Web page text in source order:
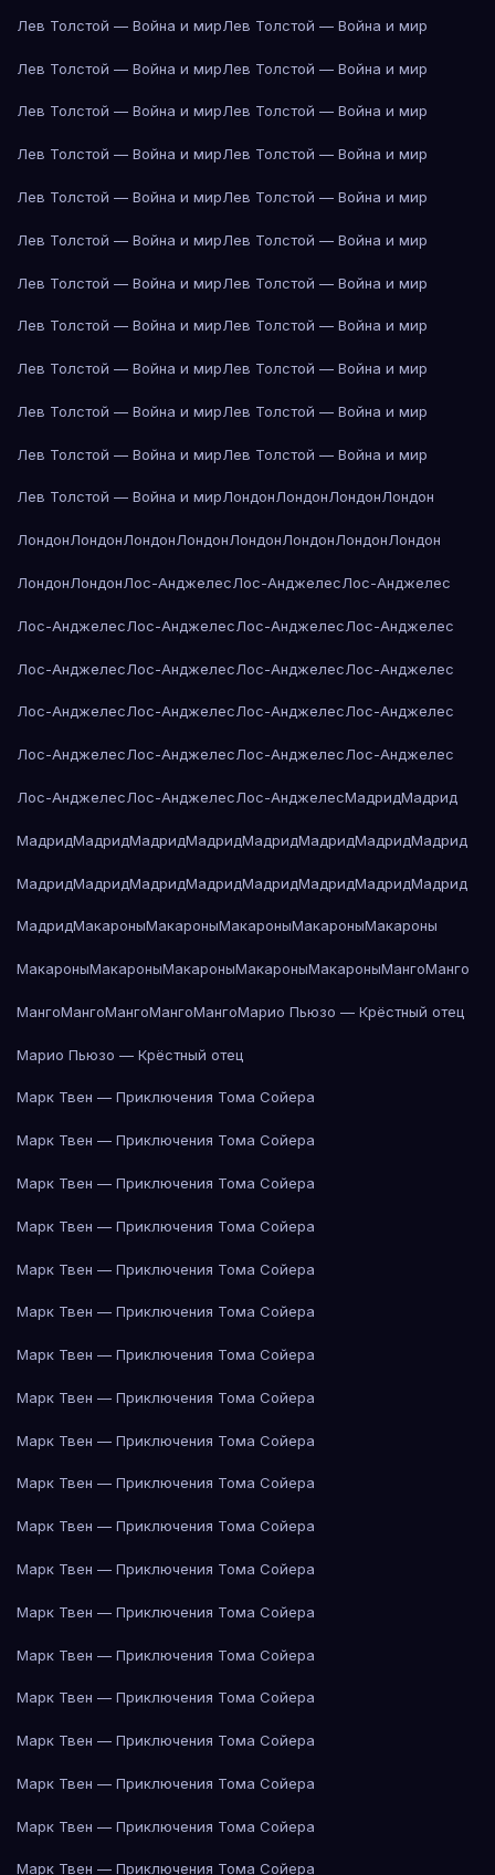
Лев Толстой — Война и мирЛев Толстой — Война и мир
Лев Толстой — Война и мирЛев Толстой — Война и мир
Лев Толстой — Война и мирЛев Толстой — Война и мир
Лев Толстой — Война и мирЛев Толстой — Война и мир
Лев Толстой — Война и мирЛев Толстой — Война и мир
Лев Толстой — Война и мирЛев Толстой — Война и мир
Лев Толстой — Война и мирЛев Толстой — Война и мир
Лев Толстой — Война и мирЛев Толстой — Война и мир
Лев Толстой — Война и мирЛев Толстой — Война и мир
Лев Толстой — Война и мирЛев Толстой — Война и мир
Лев Толстой — Война и мирЛев Толстой — Война и мир
Лев Толстой — Война и мирЛондонЛондонЛондонЛондон
ЛондонЛондонЛондонЛондонЛондонЛондонЛондонЛондон
ЛондонЛондонЛос-АнджелесЛос-АнджелесЛос-Анджелес
Лос-АнджелесЛос-АнджелесЛос-АнджелесЛос-Анджелес
Лос-АнджелесЛос-АнджелесЛос-АнджелесЛос-Анджелес
Лос-АнджелесЛос-АнджелесЛос-АнджелесЛос-Анджелес
Лос-АнджелесЛос-АнджелесЛос-АнджелесЛос-Анджелес
Лос-АнджелесЛос-АнджелесЛос-АнджелесМадридМадрид
МадридМадридМадридМадридМадридМадридМадридМадрид
МадридМадридМадридМадридМадридМадридМадридМадрид
МадридМакароныМакароныМакароныМакароныМакароны
МакароныМакароныМакароныМакароныМакароныМангоМанго
МангоМангоМангоМангоМангоМарио Пьюзо — Крёстный отец
Марио Пьюзо — Крёстный отец
Марк Твен — Приключения Тома Сойера
Марк Твен — Приключения Тома Сойера
Марк Твен — Приключения Тома Сойера
Марк Твен — Приключения Тома Сойера
Марк Твен — Приключения Тома Сойера
Марк Твен — Приключения Тома Сойера
Марк Твен — Приключения Тома Сойера
Марк Твен — Приключения Тома Сойера
Марк Твен — Приключения Тома Сойера
Марк Твен — Приключения Тома Сойера
Марк Твен — Приключения Тома Сойера
Марк Твен — Приключения Тома Сойера
Марк Твен — Приключения Тома Сойера
Марк Твен — Приключения Тома Сойера
Марк Твен — Приключения Тома Сойера
Марк Твен — Приключения Тома Сойера
Марк Твен — Приключения Тома Сойера
Марк Твен — Приключения Тома Сойера
Марк Твен — Приключения Тома Сойера